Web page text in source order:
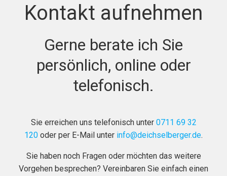
Kontakt aufnehmen
Gerne berate ich Sie
persönlich, online oder
telefonisch.
Sie erreichen uns telefonisch unter 0711 69 32
120 oder per E-Mail unter info@deichselberger.de.
Sie haben noch Fragen oder möchten das weitere
Vorgehen besprechen? Vereinbaren Sie einfach einen